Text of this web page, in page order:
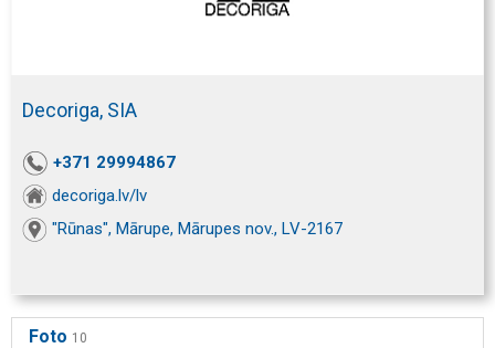
Decoriga, SIA
+371 29994867
decoriga.lv/lv
"Rūnas", Mārupe, Mārupes nov., LV-2167
Foto 10